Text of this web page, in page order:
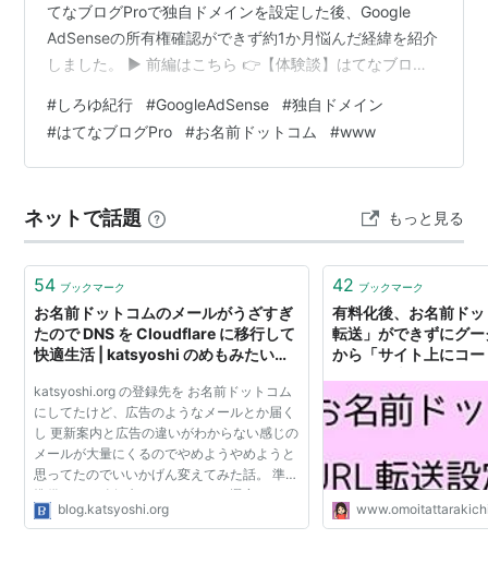
てなブログProで独自ドメインを設定した後、Google
AdSenseの所有権確認ができず約1か月悩んだ経緯を紹介
しました。 ▶ 前編はこちら 👉【体験談】はてなブログ
1か月ハマった話【前編】 後編では、はてなサポートから
届いた公式回答をもとに、原因が「wwwあり・なし」の
設定にあったこと、実際にwwwなし（ネイキッドドメイ
Googleアナリティクスの設定変更まで、実…
#しろゆ紀行 #GoogleAdSense #独自ドメイン
#はてなブログPro #お名前ドットコム #www
ネットで話題 もっと見る
54 ブックマーク
お名前ドットコムのメールがうざすぎ
たので DNS を Cloudflare に移行して
快適生活 | katsyoshi のめもみたいな
katsyoshi.org の登録先を お名前ドットコム
にしてたけど、広告のようなメールとか届く
し 更新案内と広告の違いがわからない感じの
メールが大量にくるのでやめようやめようと
思ってたのでいいかげん変えてみた話。 準備
準備として移行先のレジストラを選定しま
す。 移行先としては普通のレジストラとクラ
blog.katsyoshi.org
42 ブックマーク
有料化後、お名前ド
転送」ができずにグ
から「サイト上にコ
ブログの方へ設定方
す!! - 思い立ったら吉